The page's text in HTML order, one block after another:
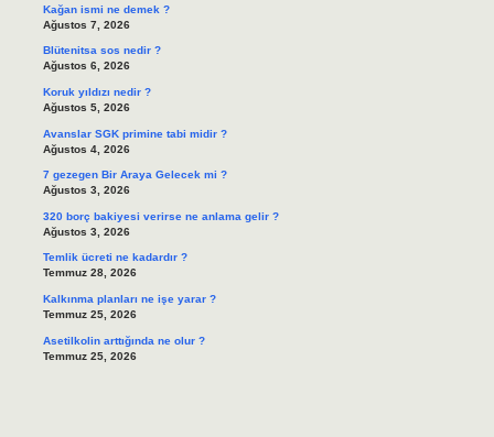
Kağan ismi ne demek ?
Ağustos 7, 2026
Blütenitsa sos nedir ?
Ağustos 6, 2026
Koruk yıldızı nedir ?
Ağustos 5, 2026
Avanslar SGK primine tabi midir ?
Ağustos 4, 2026
7 gezegen Bir Araya Gelecek mi ?
Ağustos 3, 2026
320 borç bakiyesi verirse ne anlama gelir ?
Ağustos 3, 2026
Temlik ücreti ne kadardır ?
Temmuz 28, 2026
Kalkınma planları ne işe yarar ?
Temmuz 25, 2026
Asetilkolin arttığında ne olur ?
Temmuz 25, 2026